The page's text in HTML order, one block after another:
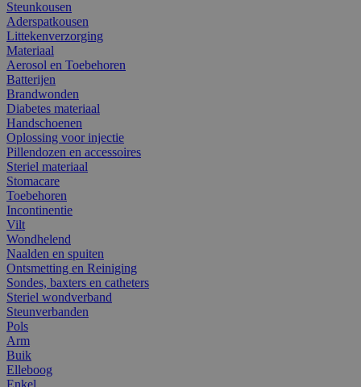
Steunkousen
Aderspatkousen
Littekenverzorging
Materiaal
Aerosol en Toebehoren
Batterijen
Brandwonden
Diabetes materiaal
Handschoenen
Oplossing voor injectie
Pillendozen en accessoires
Steriel materiaal
Stomacare
Toebehoren
Incontinentie
Vilt
Wondhelend
Naalden en spuiten
Ontsmetting en Reiniging
Sondes, baxters en catheters
Steriel wondverband
Steunverbanden
Pols
Arm
Buik
Elleboog
Enkel